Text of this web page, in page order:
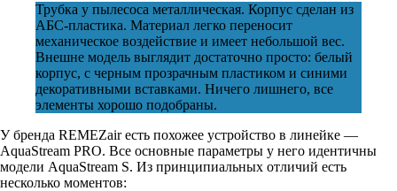
Трубка у пылесоса металлическая. Корпус сделан из
АБС-пластика. Материал легко переносит
механическое воздействие и имеет небольшой вес.
Внешне модель выглядит достаточно просто: белый
корпус, с черным прозрачным пластиком и синими
декоративными вставками. Ничего лишнего, все
элементы хорошо подобраны.
У бренда REMEZair есть похожее устройство в линейке —
AquaStream PRO. Все основные параметры у него идентичны
модели AquaStream S. Из принципиальных отличий есть
несколько моментов: